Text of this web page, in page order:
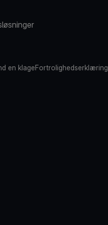
en klageFortrolighedserklæring